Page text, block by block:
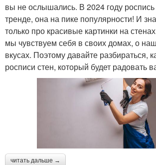
вы не ослышались. В 2024 году роспись
тренде, она на пике популярности! И
только про красивые картинки на
мы чувствуем себя в своих домах, о
вкусах. Поэтому давайте разбираться,
росписи стен, который будет радовать
читать дальше →